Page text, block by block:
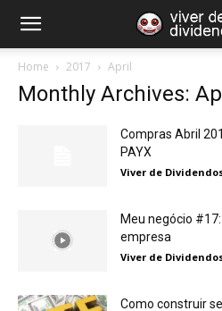
Home 2017 April
Monthly Archives:
Compras Abril
PAYX
Viver de
Meu negócio
empresa
Viver de
Como construir